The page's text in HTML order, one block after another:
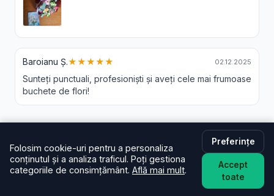
Baroianu Ș.★★★★★ 02.12.2025
Sunteți punctuali, profesioniști și aveți cele mai frumoase
buchete de flori!
Livrare Flori Senetea - Intrebari Frecvente
În cât timp livrați în Senetea?
De regulă în aceeași zi (2–4 ore) pentru comenzi
Folosim cookie-uri pentru a personaliza
conținutul și a analiza traficul. Poți gestiona
categoriile de consimțământ. Află mai mult.
Preferințe
Accept
toate